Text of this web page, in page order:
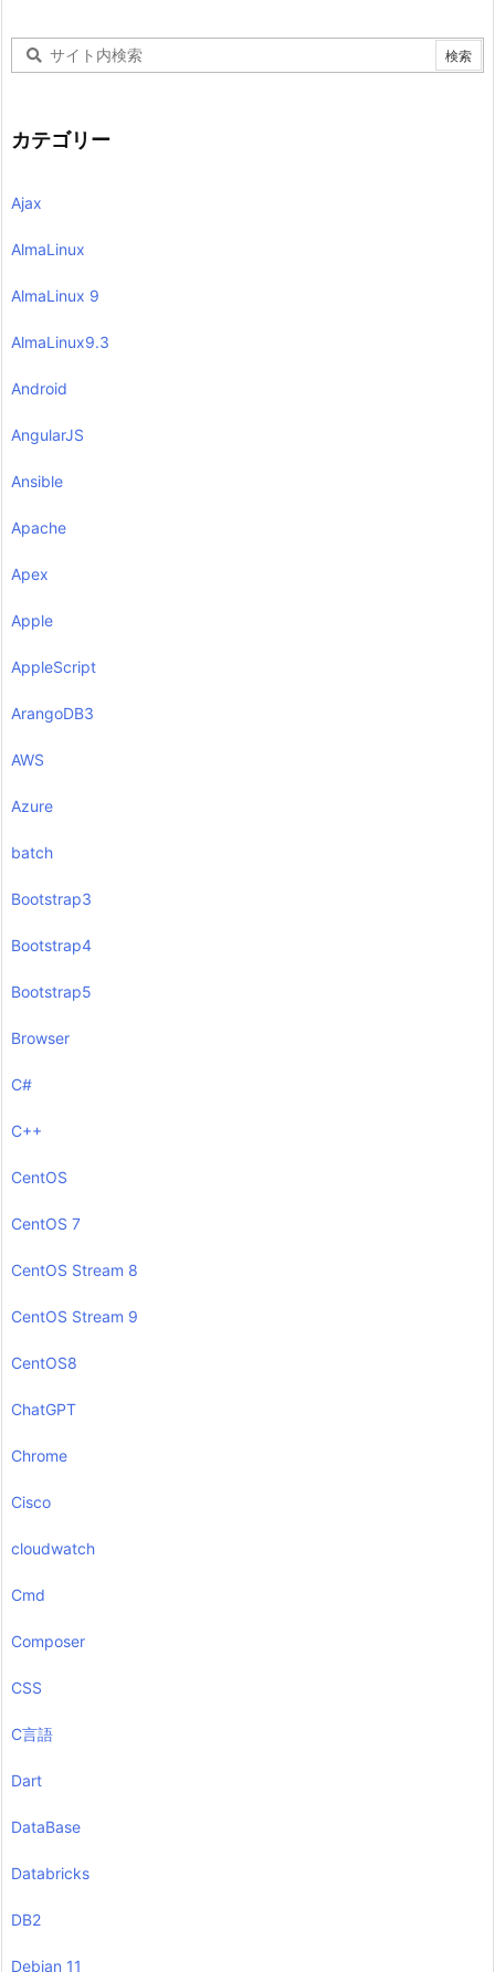
カテゴリー
Ajax
AlmaLinux
AlmaLinux 9
AlmaLinux9.3
Android
AngularJS
Ansible
Apache
Apex
Apple
AppleScript
ArangoDB3
AWS
Azure
batch
Bootstrap3
Bootstrap4
Bootstrap5
Browser
C#
C++
CentOS
CentOS 7
CentOS Stream 8
CentOS Stream 9
CentOS8
ChatGPT
Chrome
Cisco
cloudwatch
Cmd
Composer
CSS
C言語
Dart
DataBase
Databricks
DB2
Debian 11